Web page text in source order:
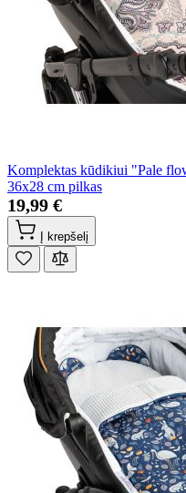
Komplektas kūdikiui "Pale
36x28 cm pilkas
19,99 €
Į krepšelį